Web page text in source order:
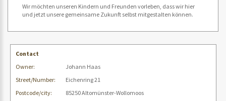
Wir möchten unseren Kindern und Freunden vorleben, dass wir hier
und jetzt unsere gemeinsame Zukunft selbst mitgestalten können.
Contact
Owner:
Johann Haas
Street/Number:
Eichenring 21
Postcode/city:
85250 Altomünster-Wollomoos